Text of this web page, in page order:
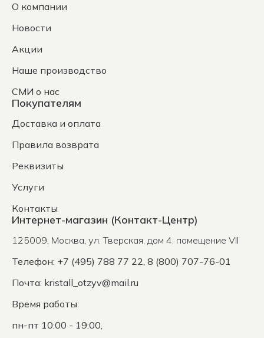
О компании
Новости
Акции
Наше производство
СМИ о нас
Покупателям
Доставка и оплата
Правила возврата
Реквизиты
Услуги
Контакты
Интернет-магазин (Контакт-Центр)
125009, Москва, ул. Тверская, дом 4, помещение VII
Телефон: +7 (495) 788 77 22, 8 (800) 707-76-01
Почта: kristall_otzyv@mail.ru
Время работы:
пн-пт 10:00 - 19:00,